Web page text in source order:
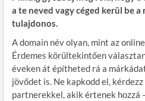
a te neved vagy céged kerül be
tulajdonos.
A domain név olyan, mint az
Érdemes körültekintően
éveken át építheted rá a
jövődet is. Ne kapkodd el,
partnerekkel, akik értenek hozzá